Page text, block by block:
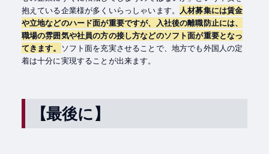
抱えている企業様が多くいらっしゃいます。 人材募集には賃金
や立地などのハード面が重要ですが、入社後の離職防止には、
職場の雰囲気や社員の方の接し方などのソフト面が重要となっ
てきます。
ソフト面を充実させることで、地方でも外国人の定
着は十分に実現することが出来ます。
【最後に】